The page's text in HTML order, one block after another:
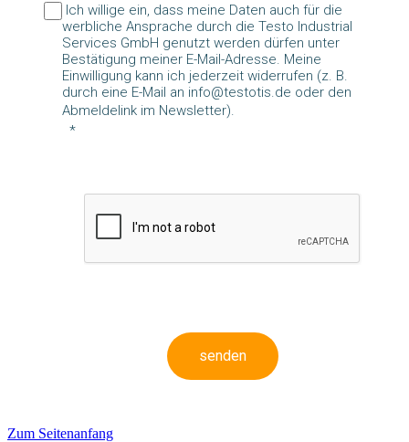
Ich willige ein, dass meine Daten auch für die
werbliche Ansprache durch die Testo Industrial
Services GmbH genutzt werden dürfen unter
Bestätigung meiner E-Mail-Adresse. Meine
Einwilligung kann ich jederzeit widerrufen (z. B.
durch eine E-Mail an info@testotis.de oder den
Abmeldelink im Newsletter).
senden
Zum Seitenanfang